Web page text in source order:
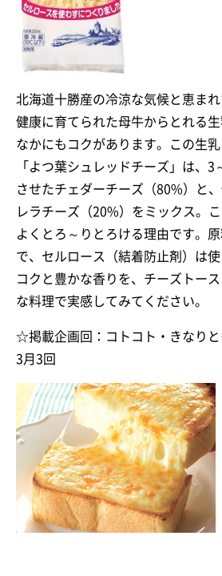
北海道十勝産の冷涼な気候と恵まれ
健康に育てられた母牛からとれる
なかにもコクがあります。この生
「よつ葉シュレッドチーズ」は、
させたチェダーチーズ（80%）と
レラチーズ（20%）をミックス。
よくとろ～りとろける理由です。
で、セルロース（結着防止剤）は
コクと豊かな香りを、チーズトー
な料理で実感してみてください。
☆掲載企画回：コトコト・きなりと
3月3回